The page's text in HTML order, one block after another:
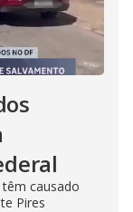
causado
Pires